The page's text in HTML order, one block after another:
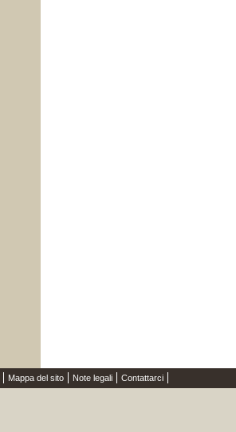
Mappa del sito Note legali Contattarci